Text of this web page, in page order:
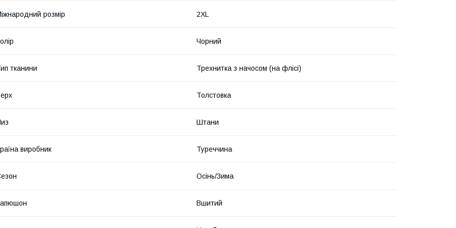
розмір 2XL
Чорний
тканини Трехнитка з начосом (на флісі)
Толстовка
Штани
виробник Туреччина
Осінь/Зима
Вшитий